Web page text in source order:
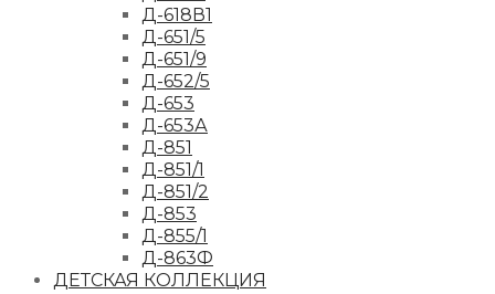
Д-618В1
Д-651/5
Д-651/9
Д-652/5
Д-653
Д-653А
Д-851
Д-851/1
Д-851/2
Д-853
Д-855/1
Д-863Ф
ДЕТСКАЯ КОЛЛЕКЦИЯ